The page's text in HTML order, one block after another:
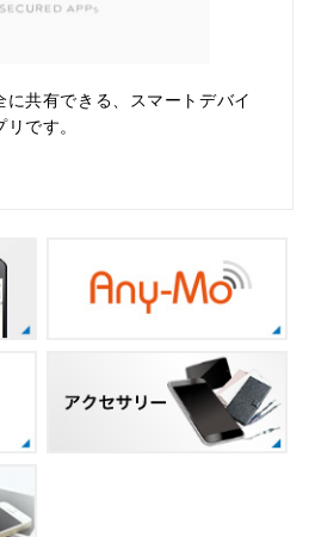
共有できる、スマートデバイ
です。